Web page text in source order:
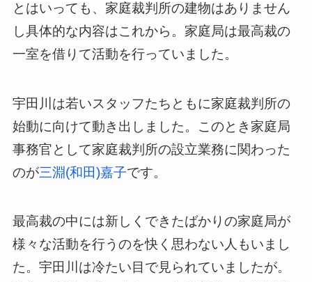
とはいっても、家庭裁判所の建物はありません
し具体的な内容はこれから。家庭局は最高裁の
一室を借りて活動を行っていました。
宇田川は若いスタッフたちともに家庭裁判所の
始動に向けて動き出しました。このとき家庭局
事務官として家庭裁判所の設立業務に関わった
のが三淵(和田)嘉子です。
最高裁の中には新しくできたばかりの家庭局が
様々な活動を行うのを快く思わない人もいまし
た。宇田川は冷たい目で見られていましたが。